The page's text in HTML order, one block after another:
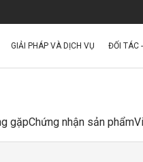
GIẢI PHÁP VÀ DỊCH VỤ ĐỐI TÁC
gặpChứng nhận sản phẩm